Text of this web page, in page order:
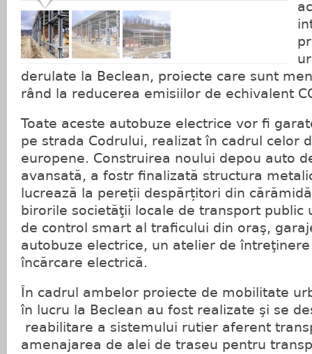
derulate la Beclean, proiecte care sunt
rând la reducerea emisiilor de echivalent
Toate aceste autobuze electrice vor fi
pe strada Codrului, realizat în cadrul celor
europene. Construirea noului depou auto
avansată, a fostr finalizată structura
lucrează la pereții despărțitori din
birorile societăţii locale de transport public
de control smart al traficului din oraş,
autobuze electrice, un atelier de
încărcare electrică.
În cadrul ambelor proiecte de mobilitate
în lucru la Beclean au fost realizate şi se
reabilitare a sistemului rutier aferent
amenajarea de alei de traseu pentru